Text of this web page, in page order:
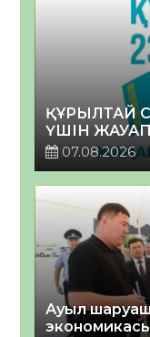
ҚҰРЫЛТАЙ
ҮШІН
07.08.2026
Ауыл